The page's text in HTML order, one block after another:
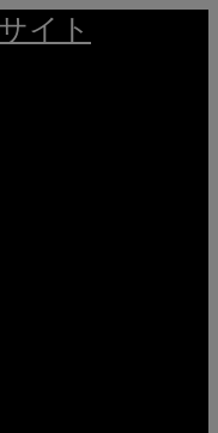
イト